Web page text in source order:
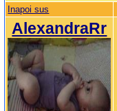
Inapoi sus
AlexandraRr